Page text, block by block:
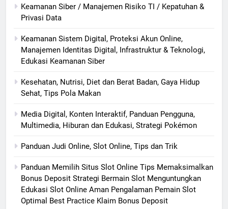
Keamanan Siber / Manajemen Risiko TI / Kepatuhan &
Privasi Data
Keamanan Sistem Digital, Proteksi Akun Online,
Manajemen Identitas Digital, Infrastruktur & Teknologi,
Edukasi Keamanan Siber
Kesehatan, Nutrisi, Diet dan Berat Badan, Gaya Hidup
Sehat, Tips Pola Makan
Media Digital, Konten Interaktif, Panduan Pengguna,
Multimedia, Hiburan dan Edukasi, Strategi Pokémon
Panduan Judi Online, Slot Online, Tips dan Trik
Panduan Memilih Situs Slot Online Tips Memaksimalkan
Bonus Deposit Strategi Bermain Slot Menguntungkan
Edukasi Slot Online Aman Pengalaman Pemain Slot
Optimal Best Practice Klaim Bonus Deposit